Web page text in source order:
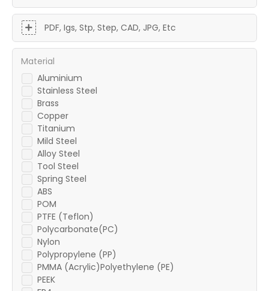
PDF, Igs, Stp, Step, CAD, JPG, Etc
Aluminium
Stainless Steel
Brass
Copper
Titanium
Mild Steel
Alloy Steel
Tool Steel
Spring Steel
ABS
POM
PTFE (Teflon)
Polycarbonate(PC)
Nylon
Polypropylene (PP)
PMMA (Acrylic)Polyethylene (PE)
PEEK
Material